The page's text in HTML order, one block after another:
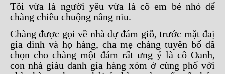
Tôi vừa là người yêu vừa là cô em bé nhỏ để
chàng chiều chuộng nâng niu.
Chàng được gọi về nhà dự đám giỗ, trước mặt đaị
gia đình và họ hàng, cha mẹ chàng tuyên bố đã
chọn cho chàng một đám rất ưng ý là cô Oanh,
con nhà giàu danh gía hàng xóm ở cùng phố với